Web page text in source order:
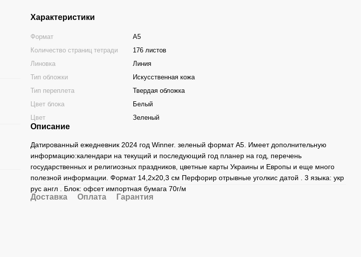
Характеристики
Формат
А5
Количество страниц тетради
176 листов
Линовка
Линия
Тип обложки
Искусственная кожа
Тип переплета
Твердая обложка
Цвет блока
Белый
Цвет
Зеленый
Описание
Датированный ежедневник 2024 год Winner. зеленый формат А5. Имеет дополнительную
информацию:календари на текущий и последующий год планер на год, перечень
государственных и религиозных праздников, цветные карты Украины и Европы и еще много
полезной информации. Формат 14,2х20,3 см Перфорир отрывные уголкис датой . 3 языка: укр
рус англ . Блок: офсет импортная бумага 70г/м
Доставка Оплата Гарантия